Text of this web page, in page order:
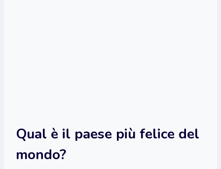
Qual è il paese più felice del
mondo?